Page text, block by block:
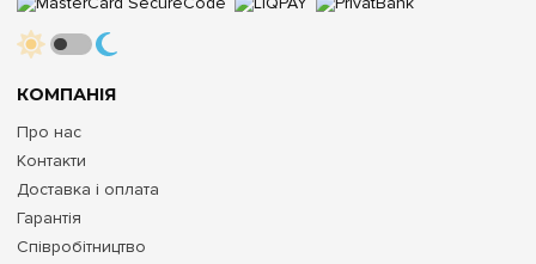
КОМПАНІЯ
Про нас
Контакти
Доставка і оплата
Гарантія
Співробітництво